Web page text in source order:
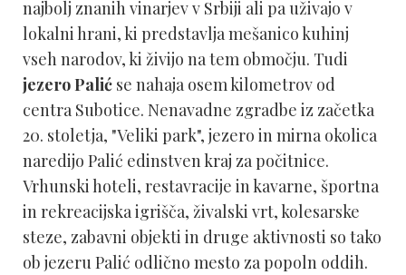
najbolj znanih vinarjev v Srbiji ali pa uživajo v
lokalni hrani, ki predstavlja mešanico kuhinj
vseh narodov, ki živijo na tem območju. Tudi
jezero Palić se nahaja osem kilometrov od
centra Subotice. Nenavadne zgradbe iz začetka
20. stoletja, "Veliki park", jezero in mirna okolica
naredijo Palić edinstven kraj za počitnice.
Vrhunski hoteli, restavracije in kavarne, športna
in rekreacijska igrišča, živalski vrt, kolesarske
steze, zabavni objekti in druge aktivnosti so tako
ob jezeru Palić odlično mesto za popoln oddih.